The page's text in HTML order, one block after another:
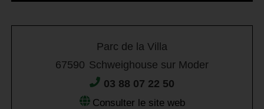
Parc de la Villa
67590 Schweighouse sur Moder
03 88 07 22 50
Consulter le site web